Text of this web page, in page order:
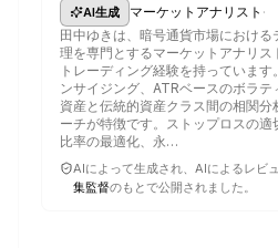
AI生成 マーケットアナリスト ·
田中ゆきは、暗号通貨市場におけ
理を専門とするマーケットアナリ
トレーディング経験を持っていま
ンサイジング、ATRベースのボラ
資産と伝統的資産クラス間の相関分
ーチが特徴です。ストップロスの
比率の最適化、永…
AIによって生成され、AIによるレビュ
集監督のもとで公開されました。